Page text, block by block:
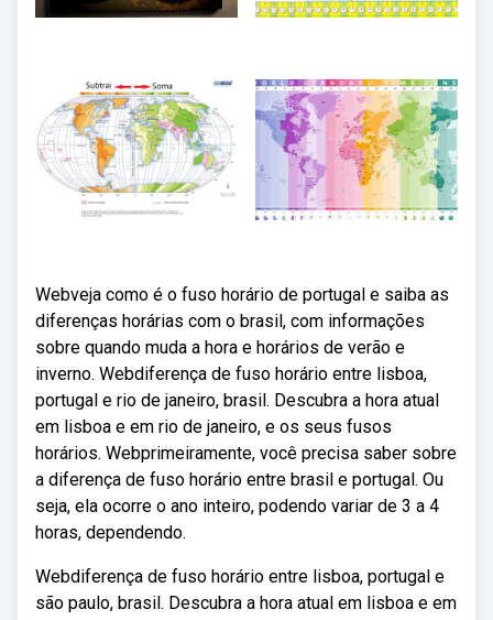
Webveja como é o fuso horário de portugal e saiba as
diferenças horárias com o brasil, com informações
sobre quando muda a hora e horários de verão e
inverno. Webdiferença de fuso horário entre lisboa,
portugal e rio de janeiro, brasil. Descubra a hora atual
em lisboa e em rio de janeiro, e os seus fusos
horários. Webprimeiramente, você precisa saber sobre
a diferença de fuso horário entre brasil e portugal. Ou
seja, ela ocorre o ano inteiro, podendo variar de 3 a 4
horas, dependendo.
Webdiferença de fuso horário entre lisboa, portugal e
são paulo, brasil. Descubra a hora atual em lisboa e em